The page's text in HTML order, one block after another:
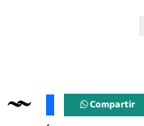
Compartir